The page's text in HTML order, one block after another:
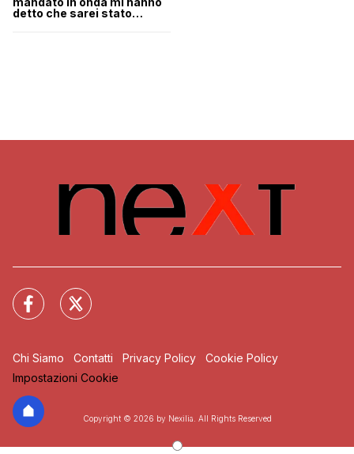
detto che sarei stato
Chi Siamo Contatti Privacy Policy
Cookie Policy
Impostazioni Cookie
Copyright © 2026 by Nexilia. All Rights Reserved